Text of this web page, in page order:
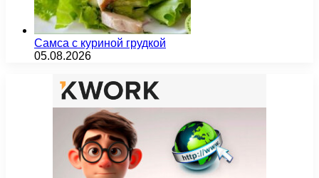
Самса с куриной грудкой
05.08.2026